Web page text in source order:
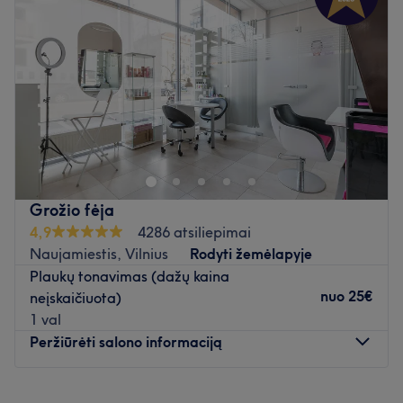
Penktadienis
09:00
20:00
Šeštadienis
–18:00
Sekmadienis
Tai jauki vieta, kurioje galėsite pailsėti, gauti kokybišką
aptarnavimą, mėgautis procedūra ir jos rezultatais.
Atidaryti salono profilį
Grožio fėja
4,9
4286 atsiliepimai
Naujamiestis, Vilnius
Rodyti žemėlapyje
Plaukų tonavimas (dažų kaina
neįskaičiuota)
1 val
nuo 25€
Peržiūrėti salono informaciją